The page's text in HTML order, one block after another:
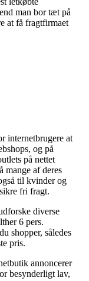
man bor tæt på
at få fragtfirmaet
internetbrugere at
og på
på nettet
mange af deres
til kvinder og
fri fragt.
diverse
6 pers.
shopper, således
pris.
annoncerer
besynderligt lav,